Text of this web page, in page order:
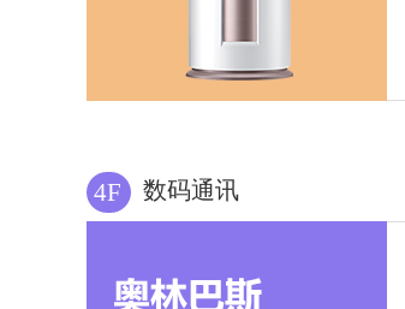
4F 数码通讯